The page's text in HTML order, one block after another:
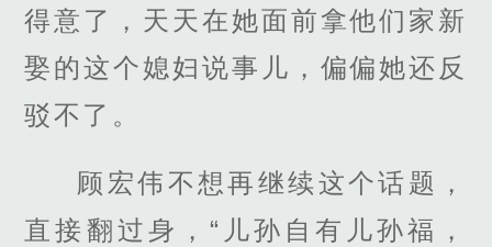
得意了，天天在她面前拿他们家新
娶的这个媳妇说事儿，偏偏她还反
驳不了。
顾宏伟不想再继续这个话题，
直接翻过身，“儿孙自有儿孙福，